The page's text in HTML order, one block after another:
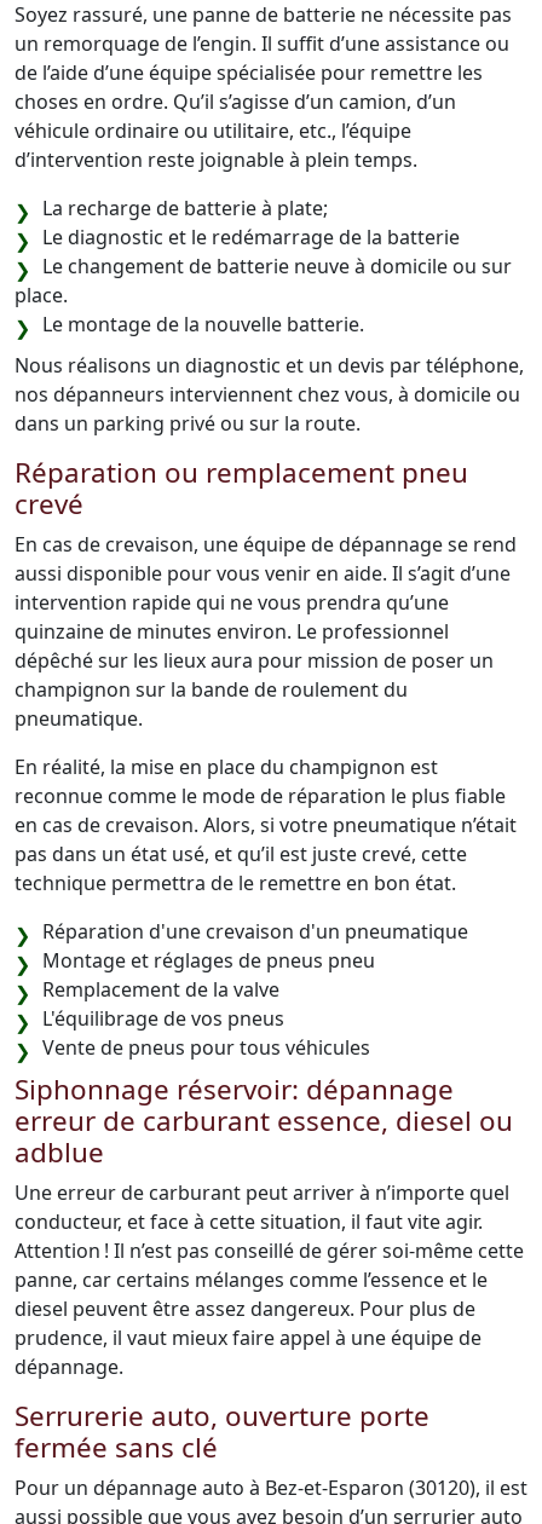
Soyez rassuré, une panne de batterie ne nécessite pas
un remorquage de l’engin. Il suffit d’une assistance ou
de l’aide d’une équipe spécialisée pour remettre les
choses en ordre. Qu’il s’agisse d’un camion, d’un
véhicule ordinaire ou utilitaire, etc., l’équipe
d’intervention reste joignable à plein temps.
La recharge de batterie à plate;
Le diagnostic et le redémarrage de la batterie
Le changement de batterie neuve à domicile ou sur
place.
Le montage de la nouvelle batterie.
Nous réalisons un diagnostic et un devis par téléphone,
nos dépanneurs interviennent chez vous, à domicile ou
dans un parking privé ou sur la route.
Réparation ou remplacement pneu
crevé
En cas de crevaison, une équipe de dépannage se rend
aussi disponible pour vous venir en aide. Il s’agit d’une
intervention rapide qui ne vous prendra qu’une
quinzaine de minutes environ. Le professionnel
dépêché sur les lieux aura pour mission de poser un
champignon sur la bande de roulement du
pneumatique.
En réalité, la mise en place du champignon est
reconnue comme le mode de réparation le plus fiable
en cas de crevaison. Alors, si votre pneumatique n’était
pas dans un état usé, et qu’il est juste crevé, cette
technique permettra de le remettre en bon état.
Réparation d'une crevaison d'un pneumatique
Montage et réglages de pneus pneu
Remplacement de la valve
L'équilibrage de vos pneus
Vente de pneus pour tous véhicules
Siphonnage réservoir: dépannage
erreur de carburant essence, diesel ou
adblue
Une erreur de carburant peut arriver à n’importe quel
conducteur, et face à cette situation, il faut vite agir.
Attention ! Il n’est pas conseillé de gérer soi-même cette
panne, car certains mélanges comme l’essence et le
diesel peuvent être assez dangereux. Pour plus de
prudence, il vaut mieux faire appel à une équipe de
dépannage.
Serrurerie auto, ouverture porte
fermée sans clé
Pour un dépannage auto à Bez-et-Esparon (30120), il est
aussi possible que vous ayez besoin d’un serrurier auto